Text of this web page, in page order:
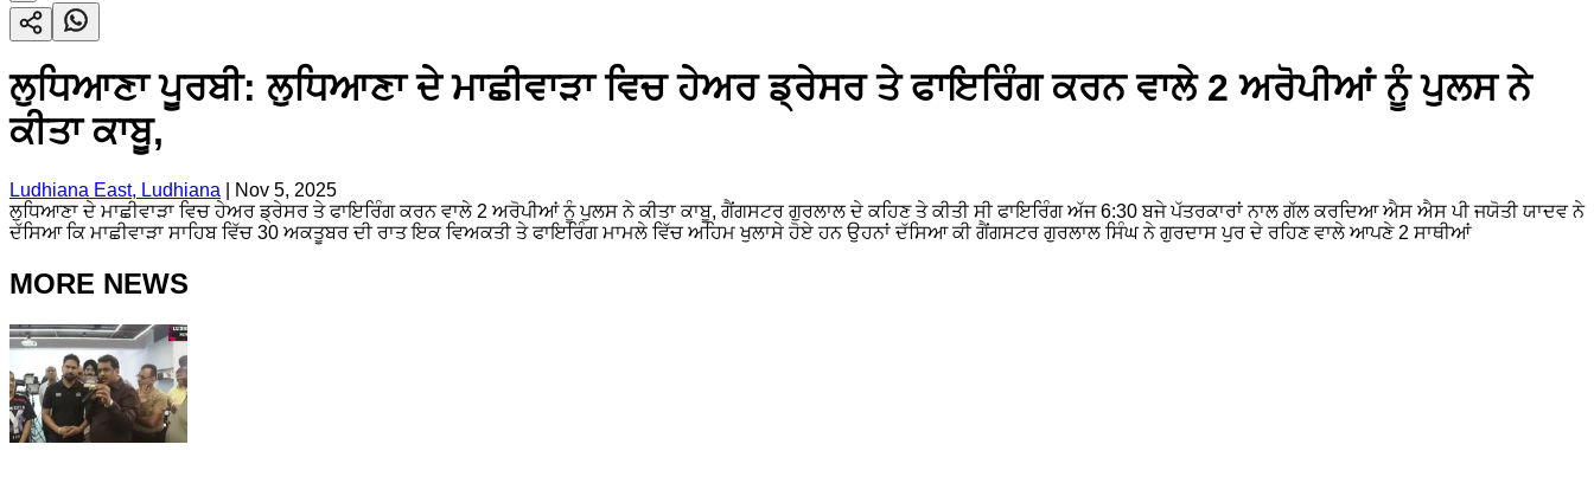
ਲੁਧਿਆਣਾ ਪੂਰਬੀ: ਲੁਧਿਆਣਾ ਦੇ ਮਾਛੀਵਾੜਾ ਵਿਚ ਹੇਅਰ ਡ੍ਰੇਸਰ ਤੇ ਫਾਇਰਿੰਗ ਕਰਨ ਵਾਲੇ 2 ਅਰੋਪੀਆਂ ਨੂੰ ਪੁਲਸ ਨੇ
ਕੀਤਾ ਕਾਬੂ,
Ludhiana East, Ludhiana
Nov 5, 2025
ਲੁਧਿਆਣਾ ਦੇ ਮਾਛੀਵਾੜਾ ਵਿਚ ਹੇਅਰ ਡ੍ਰੇਸਰ ਤੇ ਫਾਇਰਿੰਗ ਕਰਨ ਵਾਲੇ 2 ਅਰੋਪੀਆਂ ਨੂੰ ਪੁਲਸ ਨੇ ਕੀਤਾ ਕਾਬੂ, ਗੈਂਗਸਟਰ ਗੁਰਲਾਲ ਦੇ ਕਹਿਣ ਤੇ ਕੀਤੀ ਸੀ ਫਾਇਰਿੰਗ ਅੱਜ 6:30 ਬਜੇ ਪੱਤਰਕਾਰਾਂ ਨਾਲ ਗੱਲ ਕਰਦਿਆ ਐਸ ਐਸ ਪੀ ਜਯੋਤੀ ਯਾਦਵ ਨੇ
ਦੱਸਿਆ ਕਿ ਮਾਛੀਵਾੜਾ ਸਾਹਿਬ ਵਿੱਚ 30 ਅਕਤੂਬਰ ਦੀ ਰਾਤ ਇਕ ਵਿਅਕਤੀ ਤੇ ਫਾਇਰਿੰਗ ਮਾਮਲੇ ਵਿੱਚ ਅਹਿਮ ਖੁਲਾਸੇ ਹੋਏ ਹਨ ਉਹਨਾਂ ਦੱਸਿਆ ਕੀ ਗੈਂਗਸਟਰ ਗੁਰਲਾਲ ਸਿੰਘ ਨੇ ਗੁਰਦਾਸ ਪੁਰ ਦੇ ਰਹਿਣ ਵਾਲੇ ਆਪਣੇ 2 ਸਾਥੀਆਂ
MORE NEWS